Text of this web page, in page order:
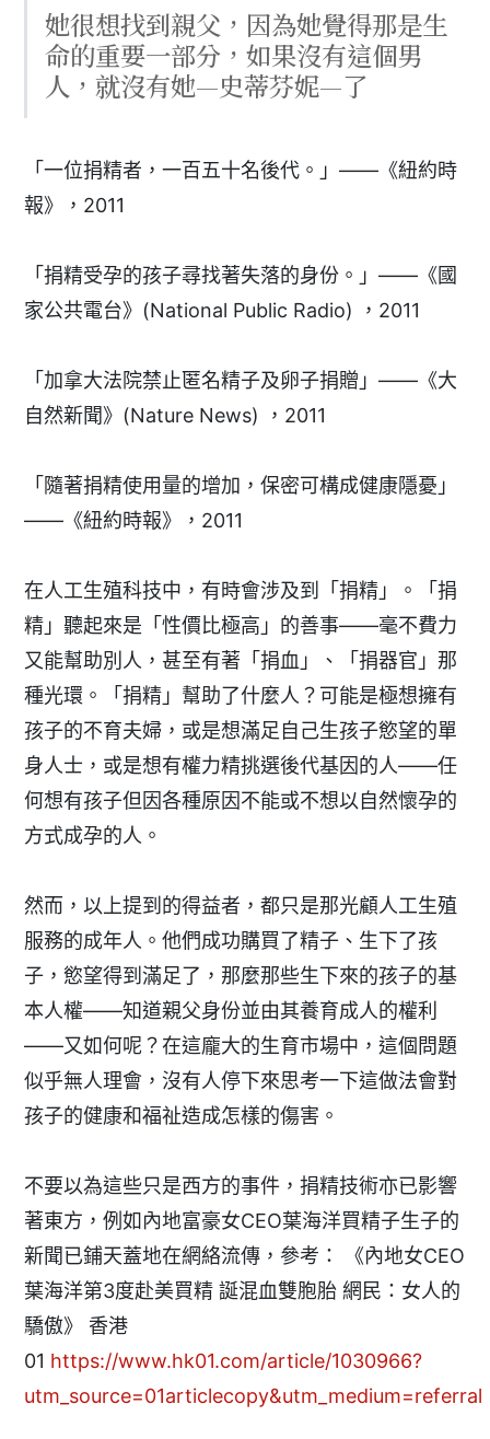
她很想找到親父，因為她覺得那是生
命的重要一部分，如果沒有這個男
人，就沒有她—史蒂芬妮—了
「一位捐精者，一百五十名後代。」——《紐約時
報》，2011
「捐精受孕的孩子尋找著失落的身份。」——《國
家公共電台》(National Public Radio) ，2011
「加拿大法院禁止匿名精子及卵子捐贈」——《大
自然新聞》(Nature News) ，2011
「隨著捐精使用量的增加，保密可構成健康隱憂」
——《紐約時報》，2011
在人工生殖科技中，有時會涉及到「捐精」。「捐
精」聽起來是「性價比極高」的善事——毫不費力
又能幫助別人，甚至有著「捐血」、「捐器官」那
種光環。「捐精」幫助了什麼人？可能是極想擁有
孩子的不育夫婦，或是想滿足自己生孩子慾望的單
身人士，或是想有權力精挑選後代基因的人——任
何想有孩子但因各種原因不能或不想以自然懷孕的
方式成孕的人。
然而，以上提到的得益者，都只是那光顧人工生殖
服務的成年人。他們成功購買了精子、生下了孩
子，慾望得到滿足了，那麼那些生下來的孩子的基
本人權——知道親父身份並由其養育成人的權利
——又如何呢？在這龐大的生育市場中，這個問題
似乎無人理會，沒有人停下來思考一下這做法會對
孩子的健康和福祉造成怎樣的傷害。
不要以為這些只是西方的事件，捐精技術亦已影響
著東方，例如內地富豪女CEO葉海洋買精子生子的
新聞已鋪天蓋地在網絡流傳，參考： 《內地女CEO
葉海洋第3度赴美買精 誕混血雙胞胎 網民：女人的
驕傲》 香港
01 https://www.hk01.com/article/1030966?
utm_source=01articlecopy&utm_medium=referral